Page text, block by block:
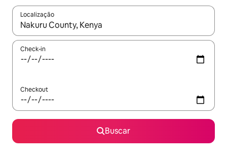
Localização
Quando os resultados estiverem disponíveis, explore-os
Check-in
Checkout
Buscar